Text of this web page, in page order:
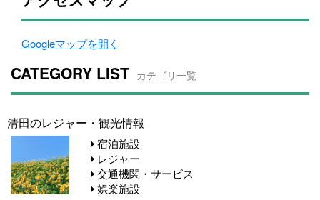
Googleマップを開く
CATEGORY LIST カテゴリ一覧
清田のレジャー・観光情報
宿泊施設
レジャー
交通機関・サービス
娯楽施設